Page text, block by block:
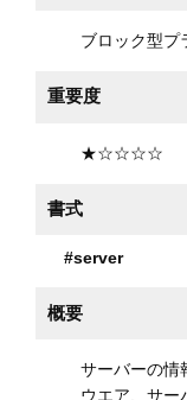
ブロック型プ
重要度
★☆☆☆☆
書式
#server
概要
サーバーの情
ウエア、サー